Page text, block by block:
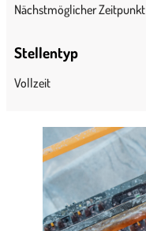
Nächstmöglicher Zeitpunkt
Stellentyp
Vollzeit